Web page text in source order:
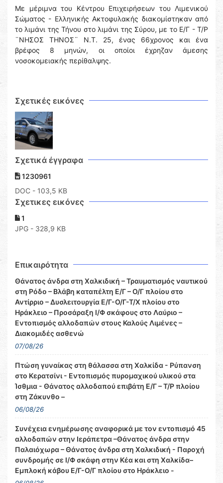
Με μέριμνα του Κέντρου Επιχειρήσεων του Λιμενικού
Σώματος - Ελληνικής Ακτοφυλακής διακομίστηκαν από
το λιμάνι της Τήνου στο λιμάνι της Σύρου, με το Ε/Γ - Τ/Ρ
¨ΝΗΣΟΣ ΤΗΝΟΣ¨ Ν.Τ. 25, ένας 66χρονος και ένα
βρέφος 8 μηνών, οι οποίοι έχρηζαν άμεσης
νοσοκομειακής περίθαλψης.
Σχετικές εικόνες
Σχετικά έγγραφα
1230961
DOC - 103,5 KB
Σχετικες εικόνες
1
JPG - 328,9 KB
Επικαιρότητα
Θάνατος άνδρα στη Χαλκιδική – Τραυματισμός ναυτικού
στη Ρόδο – Βλάβη καταπέλτη Ε/Γ – Ο/Γ πλοίου στο
Αντίρριο – Δυσλειτουργία Ε/Γ-Ο/Γ-Τ/Χ πλοίου στο
Ηράκλειο – Προσάραξη Ι/Φ σκάφους στο Λαύριο –
Εντοπισμός αλλοδαπών στους Καλούς Λιμένες –
Διακομιδές ασθενώ
07/08/26
Πτώση γυναίκας στη θάλασσα στη Χαλκίδα - Ρύπανση
στο Κερατσίνι - Εντοπισμός πυρομαχικού υλικού στα
Ίσθμια - Θάνατος αλλοδαπού επιβάτη Ε/Γ – Τ/Ρ πλοίου
στη Ζάκυνθο –
06/08/26
Συνέχεια ενημέρωσης αναφορικά με τον εντοπισμό 45
αλλοδαπών στην Ιεράπετρα –Θάνατος άνδρα στην
Παλαιόχωρα – Θάνατος άνδρα στη Χαλκιδική - Παροχή
συνδρομής σε Ι/Φ σκάφη στην Κέα και στη Χαλκίδα–
Εμπλοκή κάβου Ε/Γ-Ο/Γ πλοίου στο Ηράκλειο -